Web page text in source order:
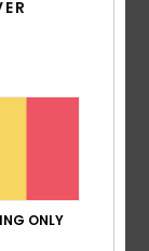
produit
/ prix
ONLY